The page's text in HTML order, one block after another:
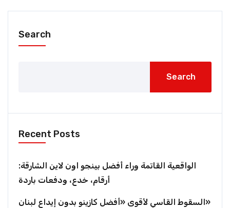
Search
Search
Recent Posts
الواقعية القاتمة وراء أفضل بينجو اون لاين الشارقة:
أرقام، خدع، ودفعات باردة
السقوط القاسي لأقوى «أفضل كازينو بدون إيداع لبنان»